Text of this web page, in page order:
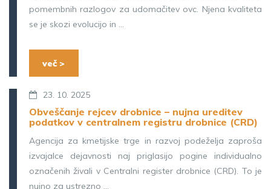
pomembnih razlogov za udomačitev ovc. Njena kvaliteta
se je skozi evolucijo in ...
več >
23. 10. 2025
Obveščanje rejcev drobnice – nujna ureditev
podatkov v centralnem registru drobnice (CRD)
Agencija za kmetijske trge in razvoj podeželja zaproša
izvajalce dejavnosti naj priglasijo pogine individualno
označenih živali v Centralni register drobnice (CRD). To je
nujno za ustrezno ...